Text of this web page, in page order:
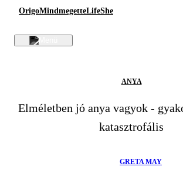
OrigoMindmegetteLifeShe
ANYA
Elméletben jó anya vagyok -
katasztrofális
GRETA MAY